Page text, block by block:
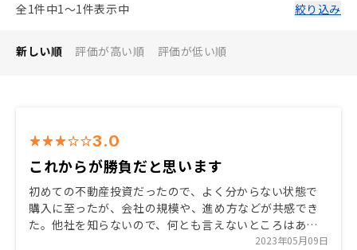
全1件中1〜1件表示中
絞り込み
新しい順 評価が高い順 評価が低い順
3.0
これからが勝負だと思います
初めての不動産投資だったので、よく分からない状態で
購入に至ったが、会社の規模や、進め方などが共感でき
た。他社を知らないので、何とも言えないところはある
が、これから、もっと良いサービスを提供して欲しい。
2023年05月09日